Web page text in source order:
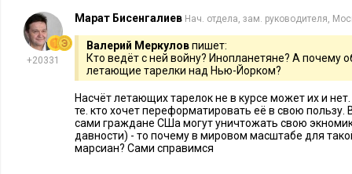
Марат Бисенгалиев, директор,
Executive.ru
Долгосрочное планирование, более
выбросить в корзину уже давно. Ибо
и неопределенное. Тем более,
сейчас – когда каждые пять минутвылетает новый «черный
+20331
Марат Бисенгалиев Нач. отдела, зам. руководителя,
Валерий Меркуловпишет:
Кто ведёт с ней войну? Инопланетяне? А почему
летающие тарелки над Нью-Йорком?
Насчёт летающих тарелок не в курсе может их и
те. кто хочет переформатировать её в свою пользу.
сами граждане СШа могут уничтожать свою
давности) - то почему в мировом масштабе для
марсиан? Сами справимся